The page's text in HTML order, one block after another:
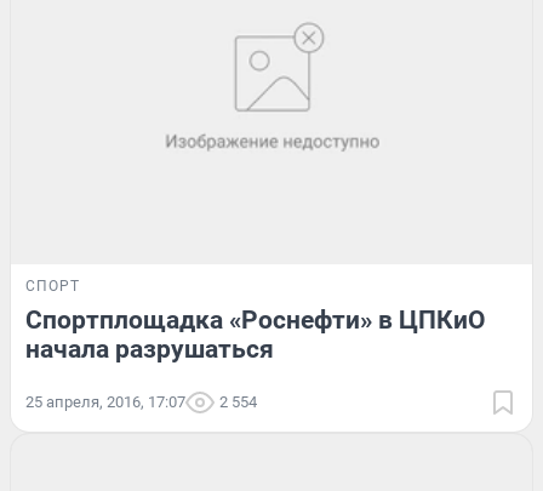
СПОРТ
Спортплощадка «Роснефти» в ЦПКиО
начала разрушаться
25 апреля, 2016, 17:07 2 554